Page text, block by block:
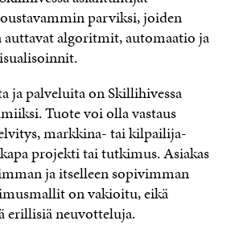
parviksi, joiden
algoritmit, automaatio ja
ja palveluita on Skillihivessa
Tuote voi olla vastaus
markkina- tai kilpailija-
projekti tai tutkimus. Asiakas
ja itselleen sopivimman
on vakioitu, eikä
erillisiä neuvotteluja.